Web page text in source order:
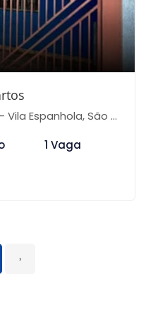
São Paulo-SP
1 Vaga
›